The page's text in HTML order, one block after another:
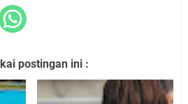
postingan ini :